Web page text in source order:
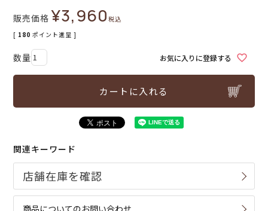
販売価格 ¥3,960税込
[ 180 ポイント進呈 ]
お気に入りに登録する
カートに入れる
関連キーワード